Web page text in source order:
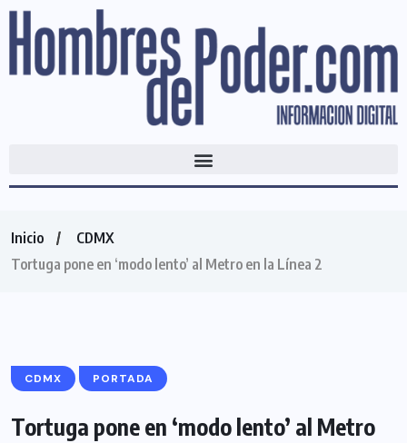
Inicio
CDMX
Tortuga pone en ‘modo lento’ al Metro en la Línea 2
CDMX PORTADA
Tortuga pone en ‘modo lento’ al Metro